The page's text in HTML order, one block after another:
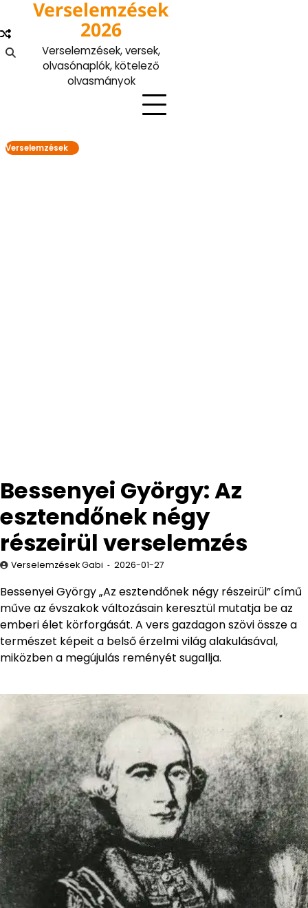
content
Verselemzések
2026
Verselemzések, versek,
olvasónaplók, kötelező
olvasmányok
Verselemzések
Bessenyei György: Az
esztendőnek négy
részeirül verselemzés
Verselemzések Gabi 2026-01-27
Bessenyei György „Az esztendőnek négy részeirül” című
műve az évszakok változásain keresztül mutatja be az
emberi élet körforgását. A vers gazdagon szövi össze a
természet képeit a belső érzelmi világ alakulásával,
miközben a megújulás reményét sugallja.